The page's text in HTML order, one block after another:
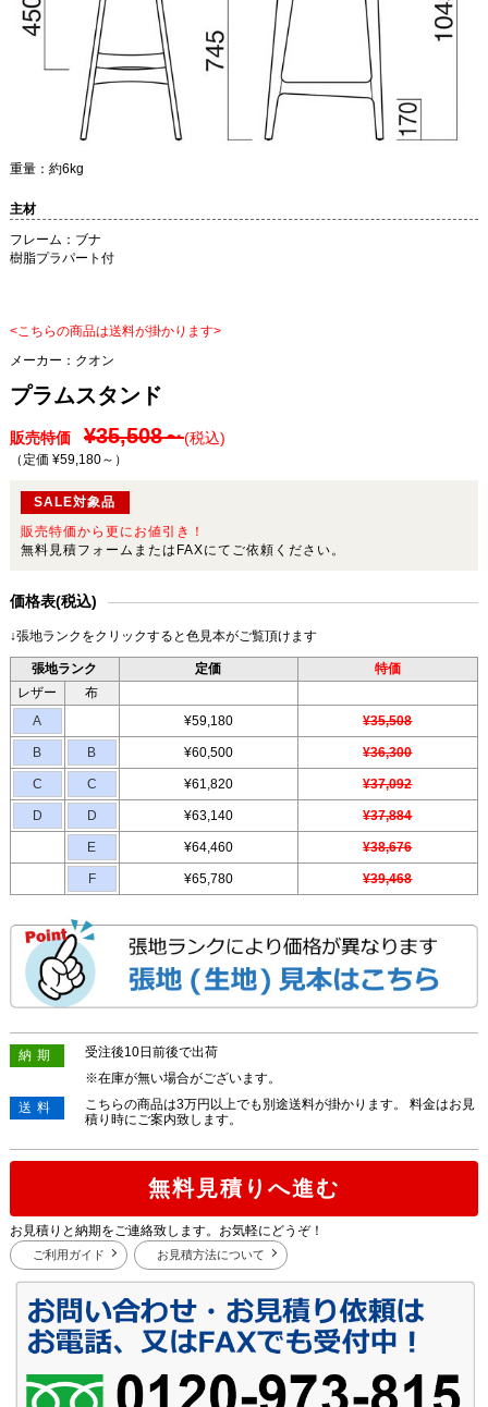
重量：約6kg
主材
フレーム：ブナ
樹脂プラパート付
<こちらの商品は送料が掛かります>
メーカー： クオン
プラムスタンド
販売特価 ¥35,508～(税込)
（定価 ¥59,180～ ）
SALE対象品
販売特価から更にお値引き！
無料見積フォームまたはFAXにてご依頼ください。
価格表(税込)
↓張地ランクをクリックすると色見本がご覧頂けます
張地ランク 定価
特価
レザー
布
A
¥59,180 ¥35,508
B B ¥60,500 ¥36,300
C C ¥61,820 ¥37,092
D D ¥63,140 ¥37,884
E ¥64,460 ¥38,676
F ¥65,780 ¥39,468
納期
受注後10日前後で出荷
※在庫が無い場合がございます。
送料
こちらの商品は3万円以上でも別途送料が掛かります。 料金はお見
積り時にご案内致します。
無料見積りへ進む
お見積りと納期をご連絡致します。お気軽にどうぞ！
ご利用ガイド お見積方法について